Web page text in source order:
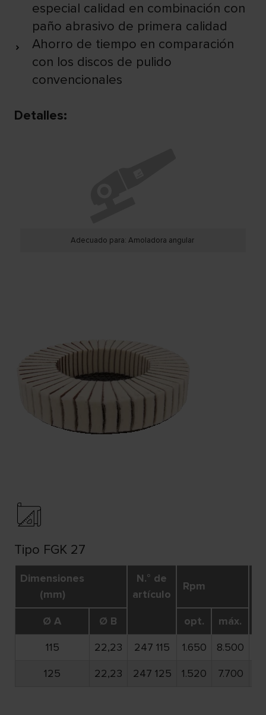
especial calidad en combinación con
paño abrasivo de primera calidad
Ahorro de tiempo en comparación
con los discos de pulido
convencionales
Detalles:
Adecuado para: Amoladora angular
Tipo FGK 27
Dimensiones
(mm)
N.° de
artículo
Rpm
Ø A Ø B opt.
máx.
115
22,23 247 115 1.650 8.500
125
22,23 247 125 1.520 7.700